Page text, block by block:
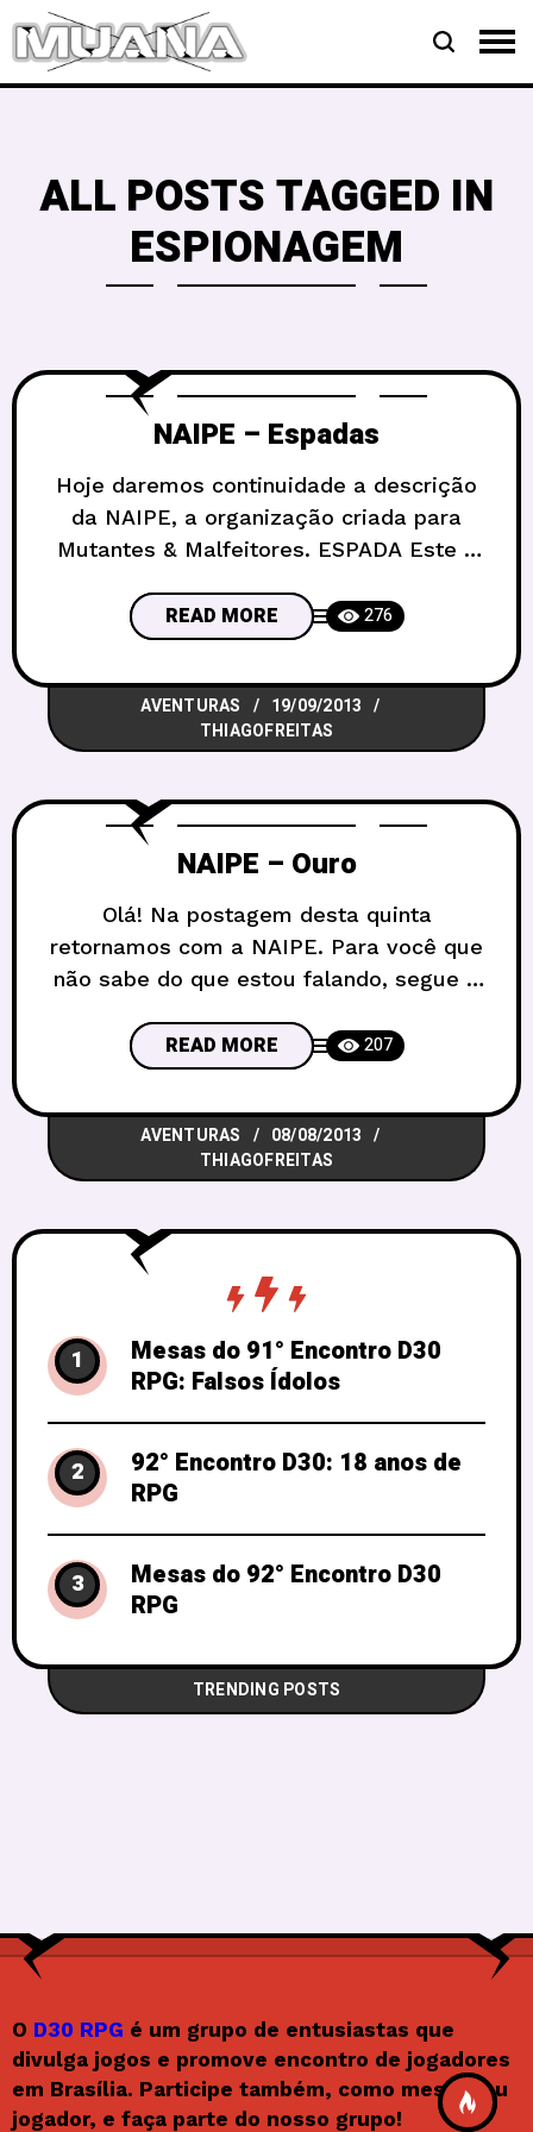
ALL POSTS TAGGED IN
ESPIONAGEM
NAIPE – Espadas
Hoje daremos continuidade a descrição
da NAIPE, a organização criada para
Mutantes & Malfeitores. ESPADA Este é
combate da agência, seus agentes são
altamente treinados e contam com o
melhor material de combate existente,
alguns que ainda estão em fases de
teste. Os membros do Espada são
READ MORE 276
AVENTURAS
19/09/2013
THIAGOFREITAS
NAIPE – Ouro
Olá! Na postagem desta quinta
retornamos com a NAIPE. Para você que
não sabe do que estou falando, segue o
https://d30rpg.com.br/2012/10/conheca-
a-naipe-agencia-de-espionagem-para-
mutantes-e-malfeitores/ Agora darei
explicações sobre os naipes, começando
pelo Ouro, pois é quem cuida da
Ele conta em suas fileiras com grandes
diplomatas, juristas e burocratas
READ MORE 207
AVENTURAS
08/08/2013
THIAGOFREITAS
1
Mesas do 91° Encontro D30
RPG: Falsos Ídolos
2
92° Encontro D30: 18 anos de
RPG
3
Mesas do 92° Encontro D30
RPG
TRENDING POSTS
O D30 RPG é um grupo de entusiastas que
divulga jogos e promove encontro de jogadores
em Brasília. Participe também, como mestre ou
jogador, e faça parte do nosso grupo!